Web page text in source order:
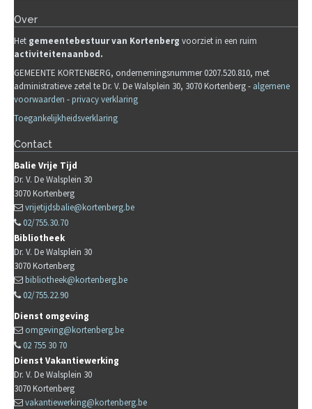
Over
Het gemeentebestuur van Kortenberg voorziet in een ruim
activiteitenaanbod.
GEMEENTE KORTENBERG, ondernemingsnummer 0207.520.810, met
administratieve zetel te Dr. V. De Walsplein 30, 3070 Kortenberg - algemene
voorwaarden -privacy verklaring
Toegankelijkheidsverklaring
Contact
Balie Vrije Tijd
Dr. V. De Walsplein 30
3070Kortenberg
vrijetijdsbalie@kortenberg.be
02/755.30.70
Bibliotheek
Dr. V. De Walsplein 30
3070Kortenberg
bibliotheek@kortenberg.be
02/755.22.90
Dienst omgeving
omgeving@kortenberg.be
02 755 30 70
Dienst Vakantiewerking
Dr. V. De Walsplein 30
3070Kortenberg
vakantiewerking@kortenberg.be